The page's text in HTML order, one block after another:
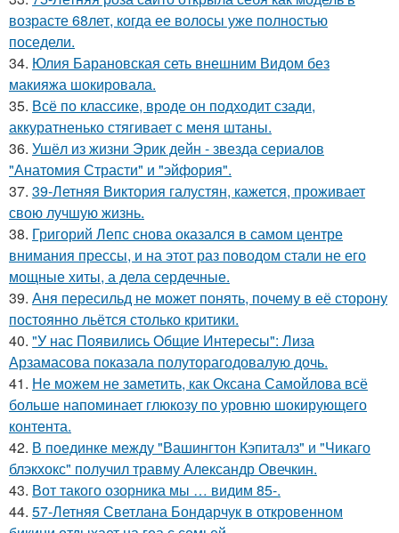
возрасте 68лет, когда ее волосы уже полностью
поседели.
34. Юлия Барановская сеть внешним Видом без
макияжа шокировала.
35. Всё по классике, вроде он подходит сзади,
аккуратненько стягивает с меня штаны.
36. Ушёл из жизни Эрик дейн - звезда сериалов
"Анатомия Страсти" и "эйфория".
37. 39-Летняя Виктория галустян, кажется, проживает
свою лучшую жизнь.
38. Григорий Лепс снова оказался в самом центре
внимания прессы, и на этот раз поводом стали не его
мощные хиты, а дела сердечные.
39. Аня пересильд не может понять, почему в её сторону
постоянно льётся столько критики.
40. "У нас Появились Общие Интересы": Лиза
Арзамасова показала полуторагодовалую дочь.
41. Не можем не заметить, как Оксана Самойлова всё
больше напоминает глюкозу по уровню шокирующего
контента.
42. В поединке между "Вашингтон Кэпиталз" и "Чикаго
блэкхокс" получил травму Александр Овечкин.
43. Вот такого озорника мы … видим 85-.
44. 57-Летняя Светлана Бондарчук в откровенном